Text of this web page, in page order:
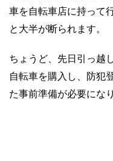
車を自転車店に持って
と大半が断られます。
ちょうど、先日引っ越
自転車を購入し、防犯
た事前準備が必要にな